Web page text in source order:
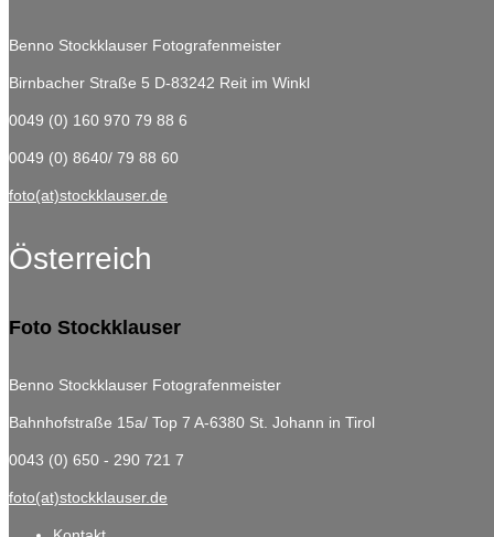
Benno Stockklauser Fotografenmeister
Birnbacher Straße 5 D-83242 Reit im Winkl
0049 (0) 160 970 79 88 6
0049 (0) 8640/ 79 88 60
foto(at)stockklauser.de
Österreich
Foto Stockklauser
Benno Stockklauser Fotografenmeister
Bahnhofstraße 15a/ Top 7 A-6380 St. Johann in Tirol
0043 (0) 650 - 290 721 7
foto(at)stockklauser.de